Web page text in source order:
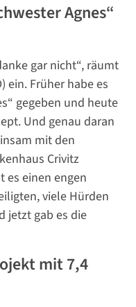
Agnes“
gar nicht“, räumt
ein. Früher habe es
gegeben und heute
Und genau daran
mit den
Crivitz
es einen engen
viele Hürden
jetzt gab es die
mit 7,4